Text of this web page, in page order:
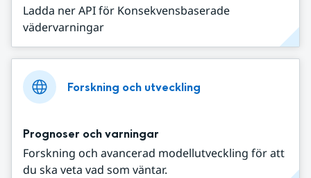
Ladda ner API för Konsekvensbaserade
vädervarningar
Forskning och utveckling
Prognoser och varningar
Forskning och avancerad modellutveckling för att
du ska veta vad som väntar.